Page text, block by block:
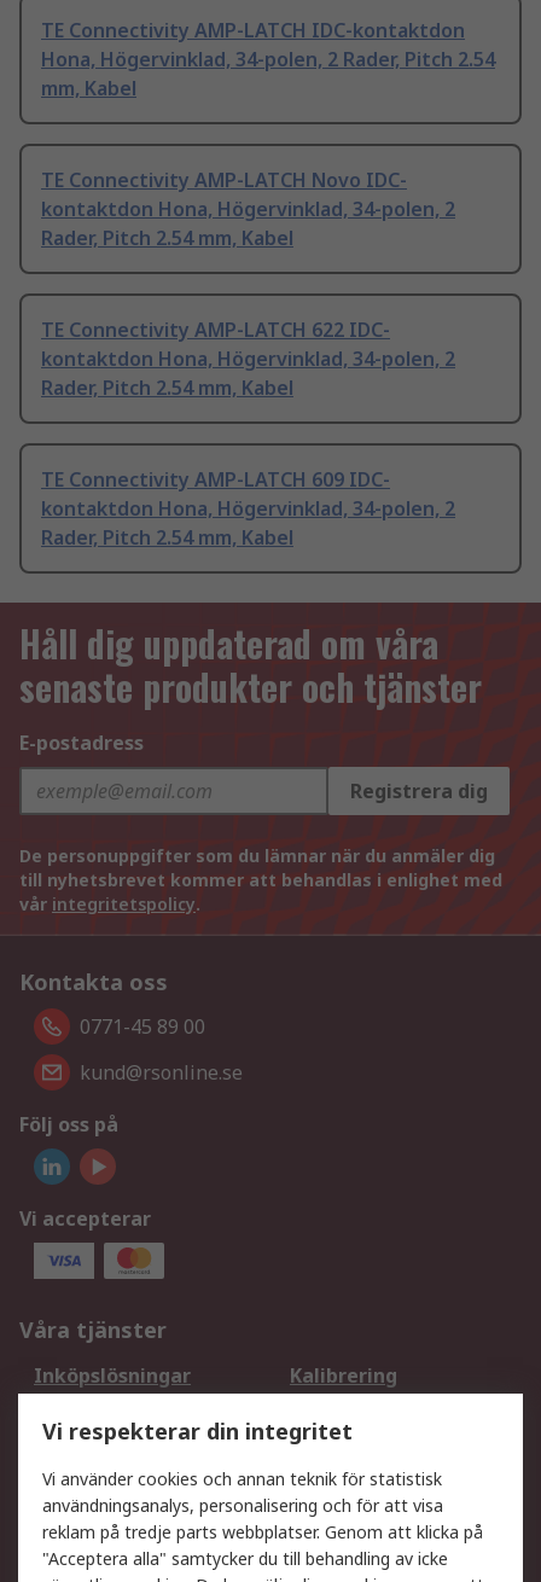
TE Connectivity AMP-LATCH IDC-kontaktdon
Hona, Högervinklad, 34-polen, 2 Rader, Pitch 2.54
mm, Kabel
TE Connectivity AMP-LATCH Novo IDC-
kontaktdon Hona, Högervinklad, 34-polen, 2
Rader, Pitch 2.54 mm, Kabel
TE Connectivity AMP-LATCH 622 IDC-
kontaktdon Hona, Högervinklad, 34-polen, 2
Rader, Pitch 2.54 mm, Kabel
TE Connectivity AMP-LATCH 609 IDC-
kontaktdon Hona, Högervinklad, 34-polen, 2
Rader, Pitch 2.54 mm, Kabel
Håll dig uppdaterad om våra
senaste produkter och tjänster
E-postadress
Registrera dig
De personuppgifter som du lämnar när du anmäler dig
till nyhetsbrevet kommer att behandlas i enlighet med
vår integritetspolicy.
Kontakta oss
0771-45 89 00
kund@rsonline.se
Följ oss på
Vi accepterar
Våra tjänster
Inköpslösningar
Kalibrering
DesignSpark
Teknisk Support
Ditt lokala säljteam
Exportlösningar
Support
Vi respekterar din integritet
Vi använder cookies och annan teknik för statistisk
användningsanalys, personalisering och för att visa
reklam på tredje parts webbplatser. Genom att klicka på
"Acceptera alla" samtycker du till behandling av icke